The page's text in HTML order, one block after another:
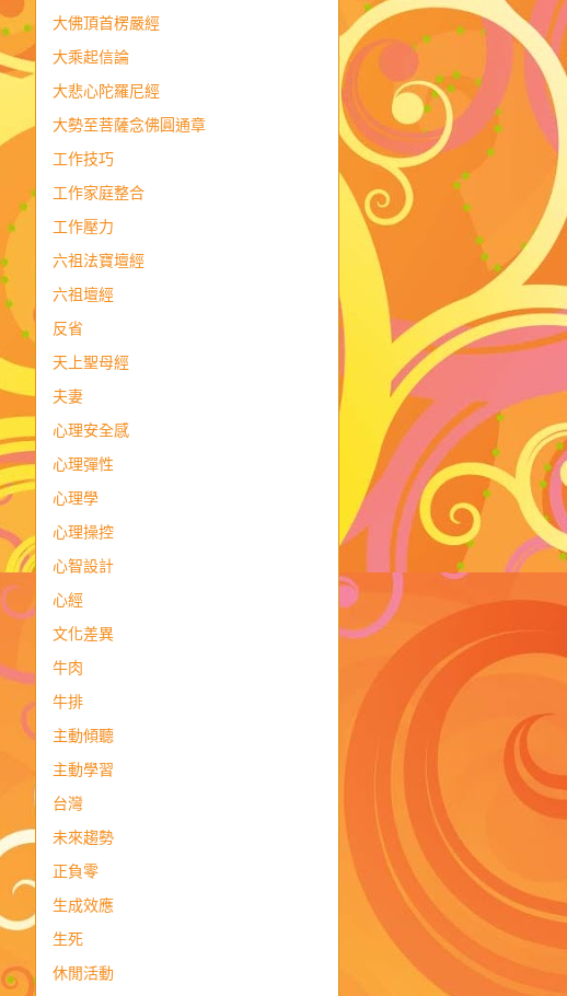
大佛頂首楞嚴經
大乘起信論
大悲心陀羅尼經
大勢至菩薩念佛圓通章
工作技巧
工作家庭整合
工作壓力
六祖法寶壇經
六祖壇經
反省
天上聖母經
夫妻
心理安全感
心理彈性
心理學
心理操控
心智設計
心經
文化差異
牛肉
牛排
主動傾聽
主動學習
台灣
未來趨勢
正負零
生成效應
生死
休閒活動